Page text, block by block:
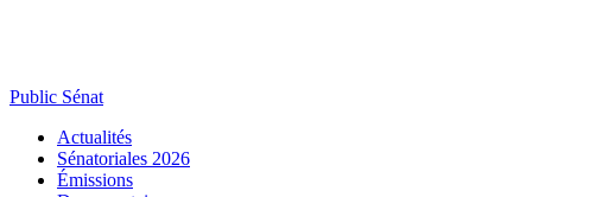
Public Sénat
Actualités
Sénatoriales 2026
Émissions